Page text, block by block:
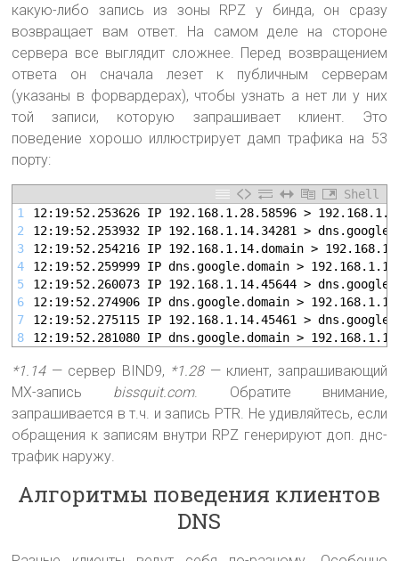
какую-либо запись из зоны RPZ у бинда, он сразу
возвращает вам ответ. На самом деле на стороне
сервера все выглядит сложнее. Перед возвращением
ответа он сначала лезет к публичным серверам
(указаны в форвардерах), чтобы узнать а нет ли у них
той записи, которую запрашивает клиент. Это
поведение хорошо иллюстрирует дамп трафика на 53
порту:
Shell
1
2
3
4
5
6
7
8
12:19:52.253626 IP 192.168.1.28.58596 >
12:19:52.253932 IP 192.168.1.14.34281 >
12:19:52.254216 IP 192.168.1.14.domain >
12:19:52.259999 IP dns.google.domain >
12:19:52.260073 IP 192.168.1.14.45644 >
12:19:52.274906 IP dns.google.domain >
12:19:52.275115 IP 192.168.1.14.45461 >
12:19:52.281080 IP dns.google.domain >
*1.14— сервер BIND9, *1.28— клиент, запрашивающий
MX-запись bissquit.com. Обратите внимание,
запрашивается в т.ч. и запись PTR. Не удивляйтесь, если
обращения к записям внутри RPZ генерируют доп. днс-
трафик наружу.
Алгоритмы поведения клиентов
DNS